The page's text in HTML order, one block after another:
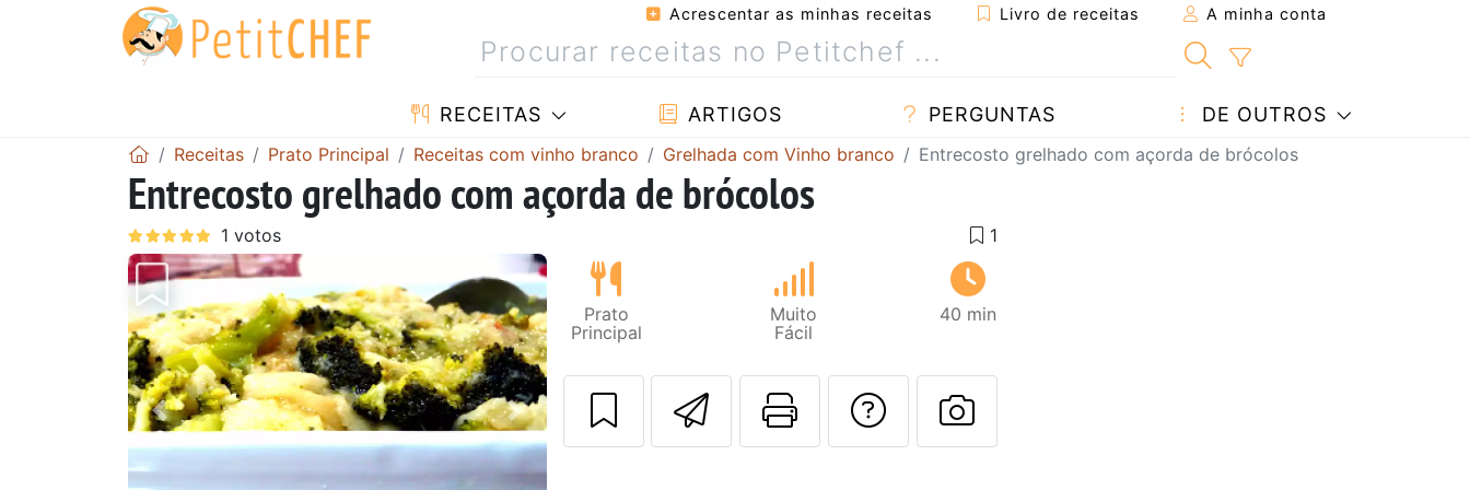
Acrescentar as minhas receitas Livro de receitas A minha conta
RECEITAS ARTIGOS PERGUNTAS DE OUTROS
Receitas Prato Principal Receitas com vinho branco Grelhada com Vinho branco Entrecosto grelhado com açorda de brócolos
Entrecosto grelhado com açorda de brócolos
Anterior Next
Prato
Principal
Muito
Fácil
40 min
Enviar esta receita a um amigo
Imprima esta página
Falar com o autor da receita
Fez esta receita? Compartilhe